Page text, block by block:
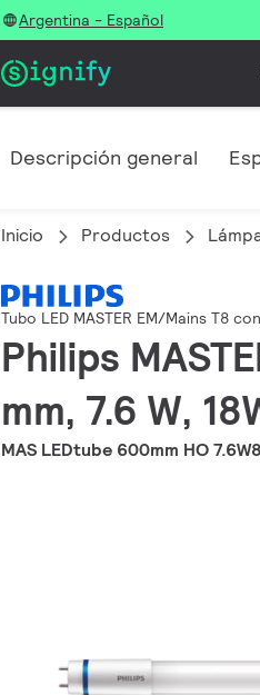
Argentina - Español
Descripción general
Inicio Productos
Tubo LED MASTER EM/Mains T8
Philips
mm, 7.6 W,
MAS LEDtube 600mm HO